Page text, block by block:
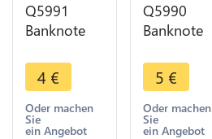
Q5991
Banknote
25 Sen1964
UNC ->
Make offer
4 €
Oder machen
Sie
ein Angebot
Q5990
Banknote
2 Taka Bird
2003 UNC -
> Make
offer
5 €
Oder machen
Sie
ein Angebot